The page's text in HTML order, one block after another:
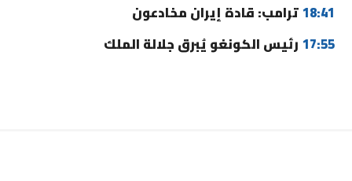
18:41ترامب: قادة إيران مخادعون
17:55 رئيس الكونغو يُبرق جلالة الملك